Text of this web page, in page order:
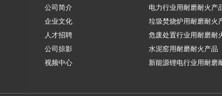
公司简介
企业文化
人才招聘
公司掠影
视频中心
电力行业用耐磨耐火产
垃圾焚烧炉用耐磨耐火
危废处置行业用耐磨耐
品
水泥窑用耐磨耐火产品
新能源锂电行业用耐磨